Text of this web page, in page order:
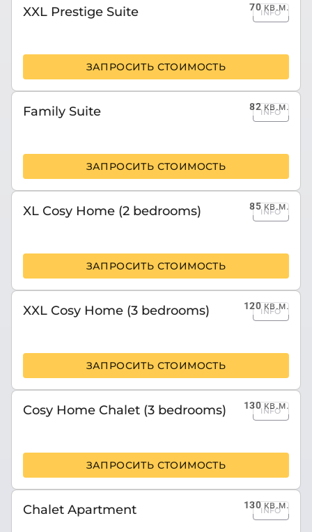
70кв.м.
XXL Prestige Suite INFO
ЗАПРОСИТЬ СТОИМОСТЬ
82кв.м.
Family Suite INFO
ЗАПРОСИТЬ СТОИМОСТЬ
85кв.м.
XL Cosy Home (2 bedrooms) INFO
ЗАПРОСИТЬ СТОИМОСТЬ
120кв.м.
XXL Cosy Home (3 bedrooms) INFO
ЗАПРОСИТЬ СТОИМОСТЬ
130кв.м.
Cosy Home Chalet (3 bedrooms) INFO
ЗАПРОСИТЬ СТОИМОСТЬ
130кв.м.
Chalet Apartment INFO